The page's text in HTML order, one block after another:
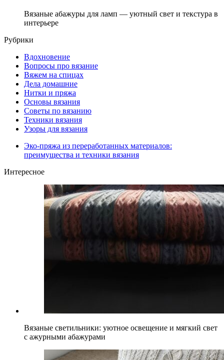
Вязаные абажуры для ламп — уютный свет и текстура в
интерьере
Рубрики
Вдохновение
Вопросы про вязание
Вяжем на спицах
Дела домашние
Нитки и пряжа
Основы вязания
Советы по вязанию
Техники вязания
Узоры для вязания
Эко-пряжа из переработанных материалов:
преимущества и техники вязания
Интересное
Вязаные светильники: уютное освещение и мягкий свет
с ажурными абажурами